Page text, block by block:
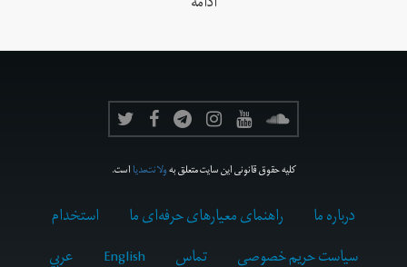
کلیه حقوق قانونی این سایت متعلق بهولانت‌مدیااست.
درباره ما راهنمای معیارهای حرفه‌ای ما
استخدام
سیاست حریم خصوصی
تماس English عربي